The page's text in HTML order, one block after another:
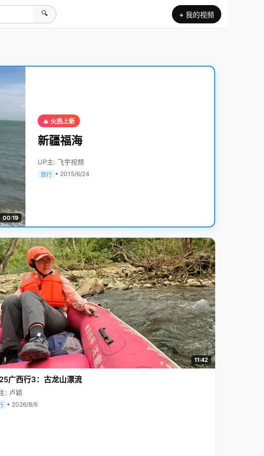
🔍 + 我的视频
00:19
🔥 火热上新
新疆福海
UP主: 飞宇视频
旅行 • 2015/6/24
11:42
广西行3：古龙山漂流
: 卢颖
• 2026/8/6